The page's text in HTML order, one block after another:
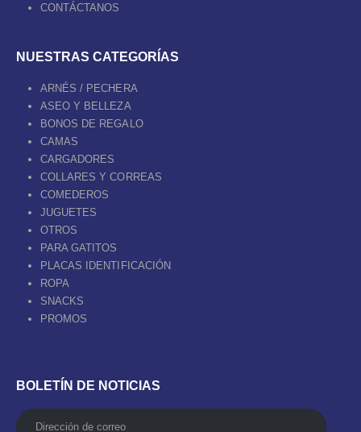
CONTÁCTANOS
NUESTRAS CATEGORÍAS
ARNÉS / PECHERA
ASEO Y BELLEZA
BONOS DE REGALO
CAMAS
CARGADORES
COLLARES Y CORREAS
COMEDEROS
JUGUETES
OTROS
PARA GATITOS
PLACAS IDENTIFICACIÓN
ROPA
SNACKS
PROMOS
BOLETÍN DE NOTICIAS